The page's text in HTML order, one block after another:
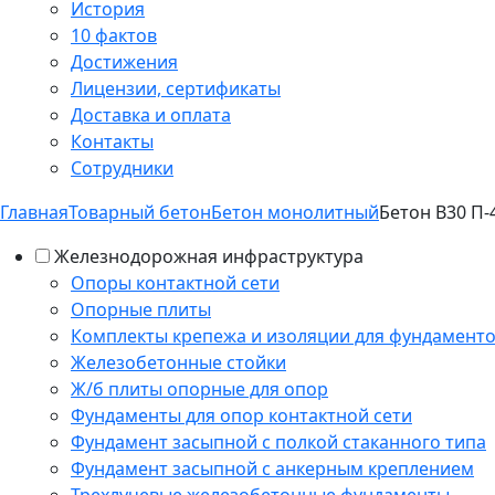
История
10 фактов
Достижения
Лицензии, сертификаты
Доставка и оплата
Контакты
Сотрудники
ГлавнаяТоварный бетонБетон монолитныйБетон B30 П-
Железнодорожная инфраструктура
Опоры контактной сети
Опорные плиты
Комплекты крепежа и изоляции для
Железобетонные стойки
Ж/б плиты опорные для опор
Фундаменты для опор контактной сети
Фундамент засыпной с полкой стаканного типа
Фундамент засыпной с анкерным креплением